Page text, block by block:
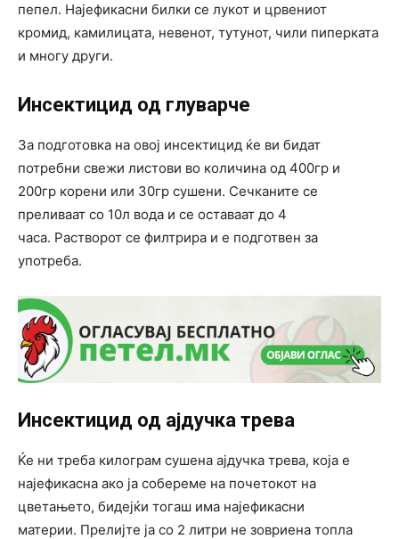
пепел. Најефикасни билки се лукот и црвениот
кромид, камилицата, невенот, тутунот, чили пиперката
и многу други.
Инсектицид од глуварче
За подготовка на овој инсектицид ќе ви бидат
потребни свежи листови во количина од 400гр и
200гр корени или 30гр сушени. Сечканите се
преливаат со 10л вода и се оставаат до 4
часа. Растворот се филтрира и е подготвен за
употреба.
Инсектицид од ајдучка трева
Ќе ни треба килограм сушена ајдучка трева, која е
најефикасна ако ја собереме на почетокот на
цветањето, бидејќи тогаш има најефикасни
материи. Прелијте ја со 2 литри не зовриена топла